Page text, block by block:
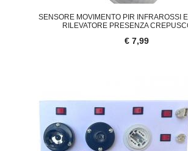
SENSORE MOVIMENTO PIR INFRAROSSI
RILEVATORE PRESENZA
€ 7,99